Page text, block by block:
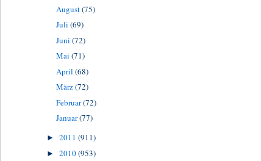
August(75)
Juli (69)
Juni (72)
Mai (71)
April (68)
März(72)
Februar(72)
Januar(77)
► 2011 (911)
► 2010(953)